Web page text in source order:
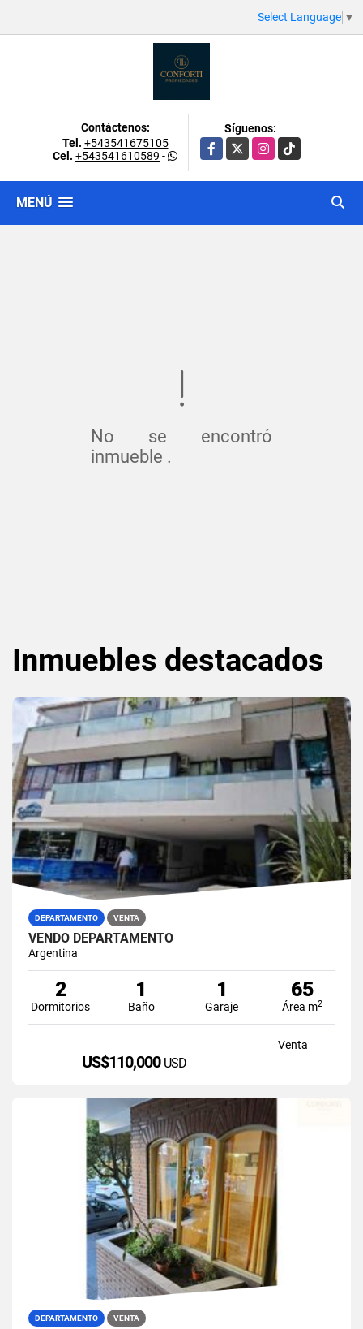
Select Language ▼
Contáctenos:
Tel. +543541675105
Cel. +543541610589 -
Síguenos:
Facebook
X Instagram
TikTok
MENÚ
No se encontró
inmueble .
Inmuebles destacados
DEPARTAMENTO VENTA
VENDO DEPARTAMENTO
Argentina
2
Dormitorios
1
Baño
1
Garaje
65
Área m2
Venta
US$110,000 USD
DEPARTAMENTO VENTA